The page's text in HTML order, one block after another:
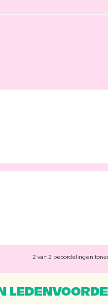
2 van 2 beoordelingen